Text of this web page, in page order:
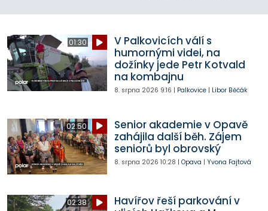
01:30
V Palkovicích válí s
humornými videi, na
dožínky jede Petr Kotvald
na kombajnu
8. srpna 2026 9:16 | Palkovice| Libor Běčák
02:50
Senior akademie v Opavě
zahájila další běh. Zájem
seniorů byl obrovský
8. srpna 2026 10:28 | Opava | Yvona Fajtová
02:38
Havířov řeší parkování v